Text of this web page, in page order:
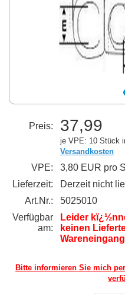
Preis: 37,99
je VPE: 10 Stück
Versandkosten
VPE:
3,80 EUR pro
Lieferzeit:
Derzeit nicht
Art.Nr.:
5025010
Verfügbar
am:
Leider
keinen
Bitte informieren Sie mich